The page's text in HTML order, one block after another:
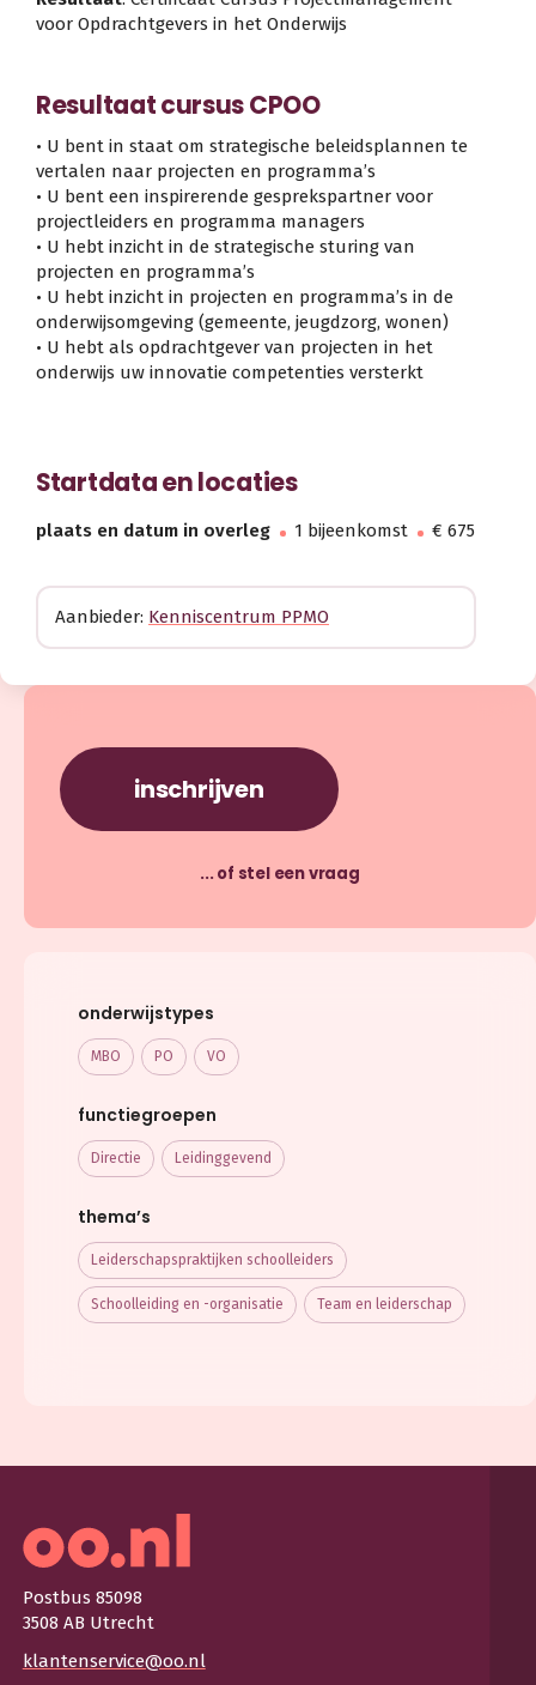
voor Opdrachtgevers in het Onderwijs
Resultaat cursus CPOO
• U bent in staat om strategische beleidsplannen te
vertalen naar projecten en programma’s
• U bent een inspirerende gesprekspartner voor
projectleiders en programma managers
• U hebt inzicht in de strategische sturing van
projecten en programma’s
• U hebt inzicht in projecten en programma’s in de
onderwijsomgeving (gemeente, jeugdzorg, wonen)
• U hebt als opdrachtgever van projecten in het
onderwijs uw innovatie competenties versterkt
Startdata en locaties
plaats en datum in overleg 1 bijeenkomst € 675
Aanbieder: Kenniscentrum PPMO
inschrijven
... of stel een vraag
onderwijstypes
MBO PO VO
functiegroepen
Directie Leidinggevend
thema’s
Leiderschaps­praktijken schoolleiders
Schoolleiding en -organisatie Team en leiderschap
Postbus 85098
3508 AB Utrecht
klantenservice@oo.nl